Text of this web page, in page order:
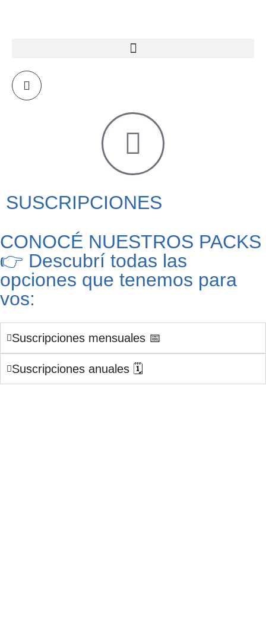
SUSCRIPCIONES
CONOCÉ NUESTROS PACKS
👉 Descubrí todas las
opciones que tenemos para
vos:
Suscripciones mensuales 📅
Suscripciones anuales 🗓️​